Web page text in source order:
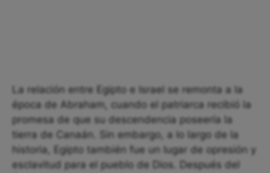
La relación entre Egipto e Israel se remonta a la
época de Abraham, cuando el patriarca recibió la
promesa de que su descendencia poseería la
tierra de Canaán. Sin embargo, a lo largo de la
historia, Egipto también fue un lugar de opresión y
esclavitud para el pueblo de Dios. Después del